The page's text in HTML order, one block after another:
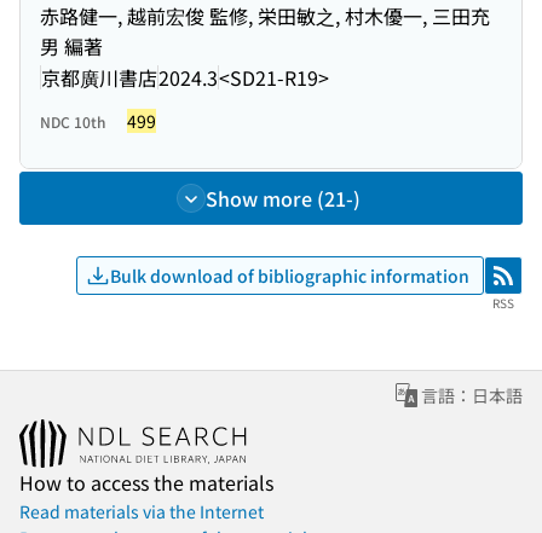
赤路健一, 越前宏俊 監修, 栄田敏之, 村木優一, 三田充
男 編著
京都廣川書店2024.3<SD21-R19>
NDC 10th 499
Show more (21-)
Bulk download of bibliographic information RSS
RSS
言語：日本語
How to access the materials
Read materials via the Internet